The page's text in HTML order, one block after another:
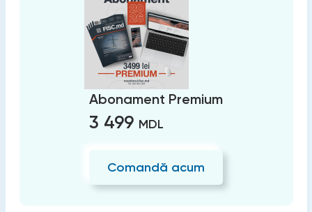
Abonament Premium
3 499 MDL
Comandă acum